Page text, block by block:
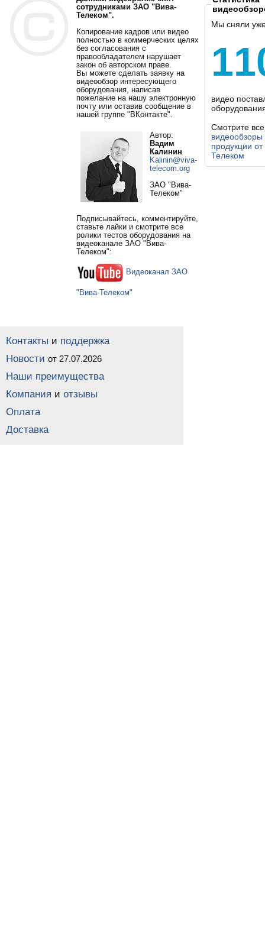
сотрудниками ЗАО "Вива-
Телеком".
Копирование кадров или видео
полностью в коммерческих целях
без согласования с
правообладателем нарушает
закон об авторском праве.
Вы можете сделать заявку на
видеообзор интересующего
оборудования, написав
пожелание на нашу электронную
почту или оставив сообщение в
нашей группе "ВКонтакте".
Автор:
Вадим
Калинин
Kalinin@viva-
telecom.org
ЗАО "Вива-
Телеком"
Подписывайтесь, комментируйте,
ставьте лайки и смотрите все
ролики тестов оборудования на
видеоканале ЗАО "Вива-
Телеком":
Видеоканал ЗАО
"Вива-Телеком"
Мы сняли
видео
Смотрите все
видеообзоры
продукции
Телеком
Контакты и поддержка
Новости от 27.07.2026
Наши преимущества
Компания и отзывы
Оплата
Доставка